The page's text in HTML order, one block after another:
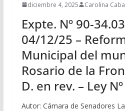
diciembre 4, 2025 Carolina
Expte. Nº 90-
04/12/25 –
Municipal del
Rosario de la
D. en rev. – Ley
Autor: Cámara de Senadores